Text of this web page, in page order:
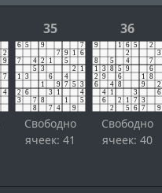
35
Свободно
ячеек: 41
36
Свободно
ячеек: 40